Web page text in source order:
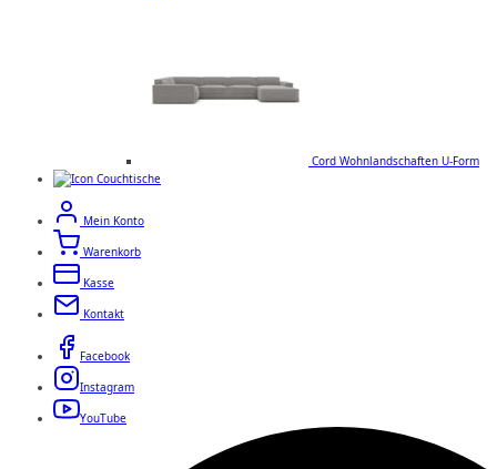
Cord Wohnlandschaften U-Form
Couchtische
Mein Konto
Warenkorb
Kasse
Kontakt
Facebook
Instagram
YouTube